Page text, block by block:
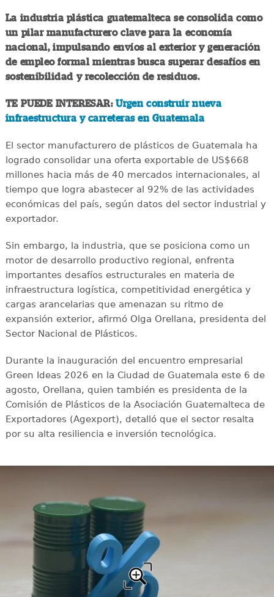
La industria plástica guatemalteca se consolida como
un pilar manufacturero clave para la economía
nacional, impulsando envíos al exterior y generación
de empleo formal mientras busca superar desafíos en
sostenibilidad y recolección de residuos.
TE PUEDE INTERESAR:Urgen construir nueva
infraestructura y carreteras en Guatemala
El sector manufacturero de plásticos de Guatemala ha
logrado consolidar una oferta exportable de US$668
millones hacia más de 40 mercados internacionales, al
tiempo que logra abastecer al 92% de las actividades
económicas del país, según datos del sector industrial y
exportador.
Sin embargo, la industria, que se posiciona como un
motor de desarrollo productivo regional, enfrenta
importantes desafíos estructurales en materia de
infraestructura logística, competitividad energética y
cargas arancelarias que amenazan su ritmo de
expansión exterior, afirmó Olga Orellana, presidenta del
Sector Nacional de Plásticos.
Durante la inauguración del encuentro empresarial
Green Ideas 2026 en la Ciudad de Guatemala este 6 de
agosto, Orellana, quien también es presidenta de la
Comisión de Plásticos de la Asociación Guatemalteca de
Exportadores (Agexport), detalló que el sector resalta
por su alta resiliencia e inversión tecnológica.